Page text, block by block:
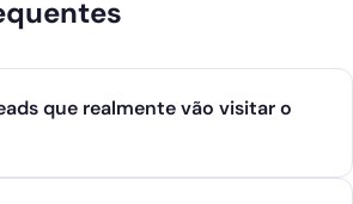
que realmente vão visitar o